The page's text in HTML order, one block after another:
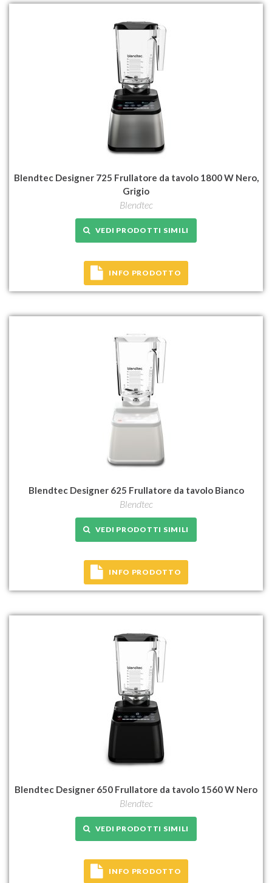
Blendtec Designer 725 Frullatore da tavolo 1800 W Nero,
Grigio
Blendtec
VEDI PRODOTTI SIMILI
INFO PRODOTTO
Blendtec Designer 625 Frullatore da tavolo Bianco
Blendtec
VEDI PRODOTTI SIMILI
INFO PRODOTTO
Blendtec Designer 650 Frullatore da tavolo 1560 W Nero
Blendtec
VEDI PRODOTTI SIMILI
INFO PRODOTTO